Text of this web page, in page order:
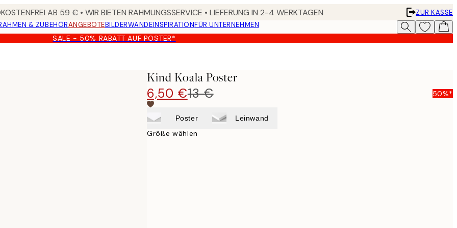
AB 59 € • WIR BIETEN RAHMUNGSSERVICE • LIEFERUNG IN 2-4 WERKTAGEN
ZUR KASSE
& ZUBEHÖRANGEBOTEBILDERWÄNDEINSPIRATIONFÜR UNTERNEHMEN
SALE - 50% RABATT AUF POSTER*
Kind Koala Poster
6,50 €13 € 50%*
Poster Leinwand
Größe wählen